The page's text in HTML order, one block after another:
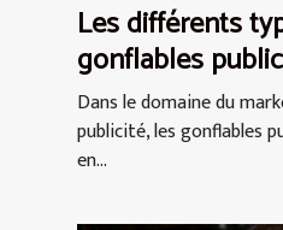
Les différents
gonflables
utilisations
Dans le domaine du
publicité, les gonflables
en...